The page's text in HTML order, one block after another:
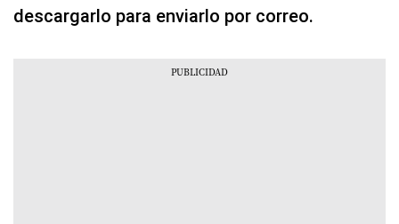
descargarlo para enviarlo por correo.